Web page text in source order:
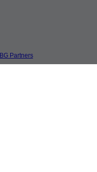
BG Partners